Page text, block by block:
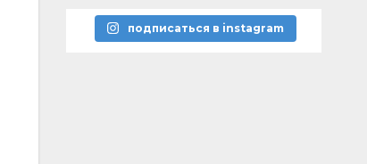
подписаться в instagram